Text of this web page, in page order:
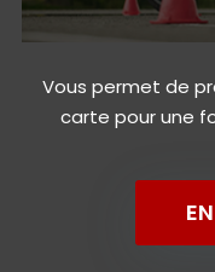
Vous permet de
carte pour une